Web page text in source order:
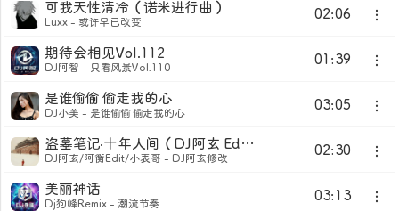
02:06
可我天性清冷（诺米进行曲）
Luxx - 或许早已改变
01:39
期待会相见Vol.112
DJ阿智 - 只看风景Vol.110
03:05
是谁偷偷 偷走我的心
DJ小美 - 是谁偷偷 偷走我的心
02:30
盗墓笔记·十年人间（DJ阿玄 Edit）
DJ阿玄/阿衡Edit/小表哥 - DJ阿玄修改
03:13
美丽神话
Dj狗峰Remix - 潮流节奏